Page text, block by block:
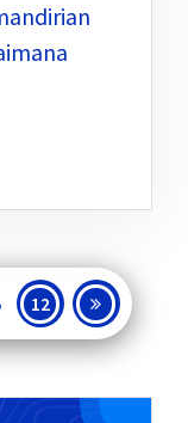
12